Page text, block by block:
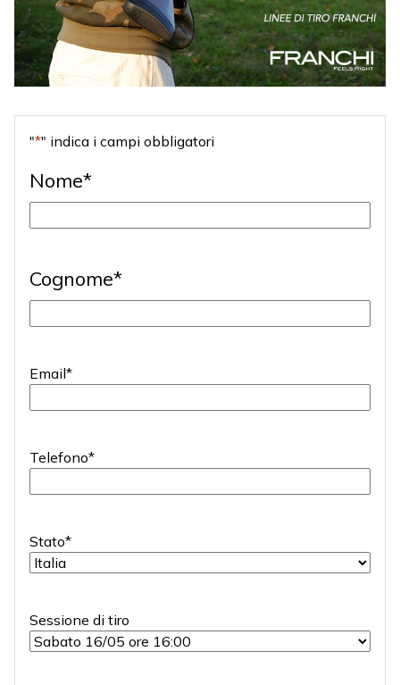
"*" indica i campi obbligatori
Nome*
Cognome*
Email*
Telefono*
Stato*
Sessione di tiro